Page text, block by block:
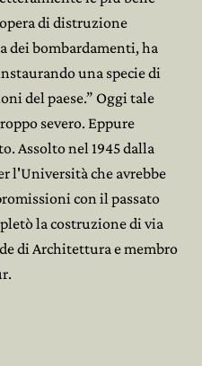
di distruzione
dei bombardamenti, ha
una specie di
del paese.” Oggi tale
severo. Eppure
Assolto nel 1945 dalla
l'Università che avrebbe
con il passato
la costruzione di via
di Architettura e membro